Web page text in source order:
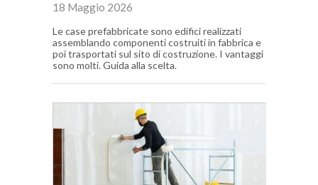
18 Maggio 2026
Le case prefabbricate sono edifici realizzati
assemblando componenti costruiti in fabbrica e
poi trasportati sul sito di costruzione. I vantaggi
sono molti. Guida alla scelta.